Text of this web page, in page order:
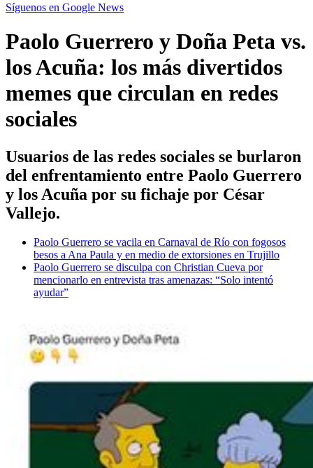
Síguenos en Google News
Paolo Guerrero y Doña Peta vs.
los Acuña: los más divertidos
memes que circulan en redes
sociales
Usuarios de las redes sociales se burlaron
del enfrentamiento entre Paolo Guerrero
y los Acuña por su fichaje por César
Vallejo.
Paolo Guerrero se vacila en Carnaval de Río con fogosos
besos a Ana Paula y en medio de extorsiones en Trujillo
Paolo Guerrero se disculpa con Christian Cueva por
mencionarlo en entrevista tras amenazas: “Solo intentó
ayudar”